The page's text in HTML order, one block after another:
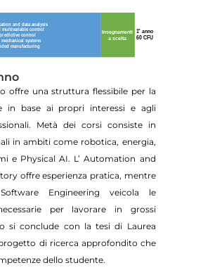
offre una struttura flessibile per la
in base ai propri interessi e agli
Metà dei corsi consiste in
in ambiti come robotica, energia,
e Physical AI. L’ Automation and
offre esperienza pratica, mentre
Engineering veicola le
per lavorare in grossi
si conclude con la tesi di Laurea
di ricerca approfondito che
dello studente.